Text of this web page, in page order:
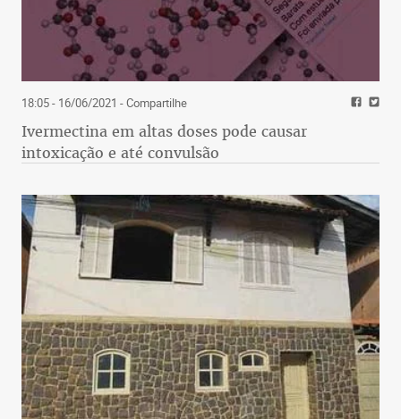
18:05 - 16/06/2021 - Compartilhe
Ivermectina em altas doses pode causar
intoxicação e até convulsão